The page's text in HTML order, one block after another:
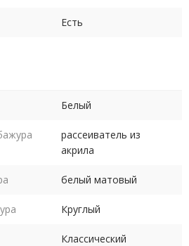
Есть
Белый
рассеиватель из
акрила
белый матовый
Круглый
Классический